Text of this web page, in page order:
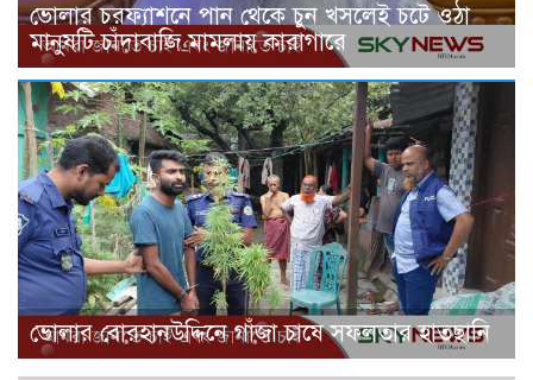
ভোলার চরফ্যাশনে পান থেকে চুন খসলেই চটে ওঠা
মানুষটি চাঁদাবাজি মামলায় কারাগারে
ভোলার বোরহানউদ্দিনে গাঁজা চাষে সফলতার হাতছানি